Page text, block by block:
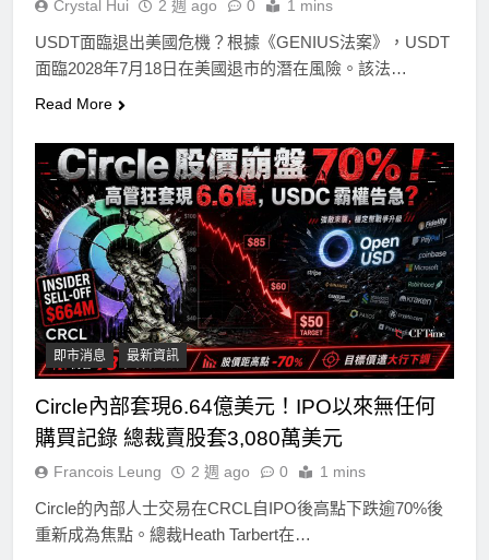
Crystal Hui 2 週 ago 0 1 mins
USDT面臨退出美國危機？根據《GENIUS法案》，USDT
面臨2028年7月18日在美國退市的潛在風險。該法…
Read More
即市消息 最新資訊
Circle內部套現6.64億美元！IPO以來無任何
購買記錄 總裁賣股套3,080萬美元
Francois Leung 2 週 ago 0 1 mins
Circle的內部人士交易在CRCL自IPO後高點下跌逾70%後
重新成為焦點。總裁Heath Tarbert在…